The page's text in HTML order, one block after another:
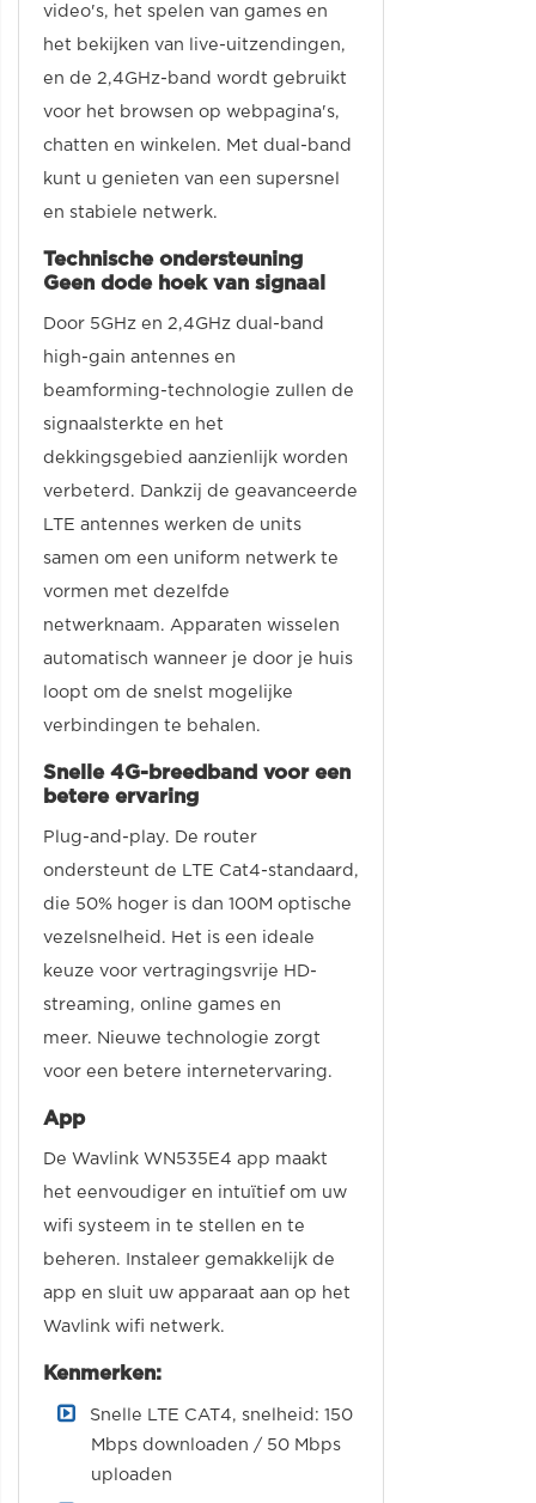
video's, het spelen van games en
het bekijken van live-uitzendingen,
en de 2,4GHz-band wordt gebruikt
voor het browsen op webpagina's,
chatten en winkelen. Met dual-band
kunt u genieten van een supersnel
en stabiele netwerk.
Technische ondersteuning
Geen dode hoek van signaal
Door 5GHz en 2,4GHz dual-band
high-gain antennes en
beamforming-technologie zullen de
signaalsterkte en het
dekkingsgebied aanzienlijk worden
verbeterd. Dankzij de geavanceerde
LTE antennes werken de units
samen om een uniform netwerk te
vormen met dezelfde
netwerknaam. Apparaten wisselen
automatisch wanneer je door je huis
loopt om de snelst mogelijke
verbindingen te behalen.
Snelle 4G-breedband voor een
betere ervaring
Plug-and-play. De router
ondersteunt de LTE Cat4-standaard,
die 50% hoger is dan 100M optische
vezelsnelheid. Het is een ideale
keuze voor vertragingsvrije HD-
streaming, online games en
meer. Nieuwe technologie zorgt
voor een betere internetervaring.
App
De Wavlink WN535E4 app maakt
het eenvoudiger en intuïtief om uw
wifi systeem in te stellen en te
beheren. Instaleer gemakkelijk de
app en sluit uw apparaat aan op het
Wavlink wifi netwerk.
Kenmerken:
Snelle LTE CAT4, snelheid: 150
Mbps downloaden / 50 Mbps
uploaden